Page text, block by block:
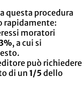
questa procedura
rapidamente:
moratori
, a cui si
può richiedere
di un 1/5 dello